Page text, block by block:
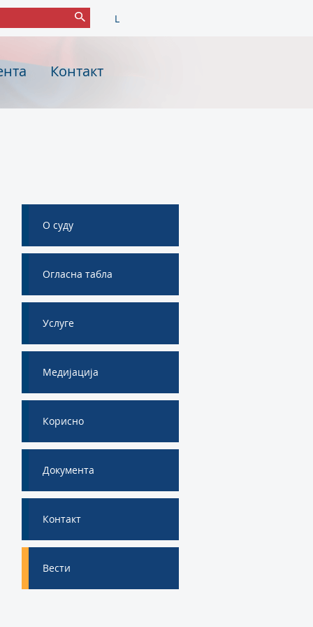
L
Контакт
О суду
Огласна табла
Услуге
Медијација
Корисно
Документа
Контакт
Вести